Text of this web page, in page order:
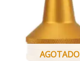
AGOTADO